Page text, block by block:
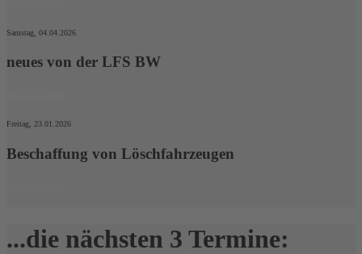
Samstag, 04.04.2026
neues von der LFS BW
Freitag, 23.01.2026
Beschaffung von Löschfahrzeugen
...die nächsten 3 Ter‍mine: